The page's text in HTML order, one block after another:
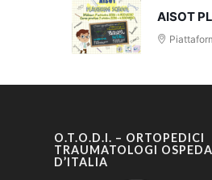
AISOT
O.T.O.D.I. – ORTOPEDICI
TRAUMATOLOGI
D’ITALIA